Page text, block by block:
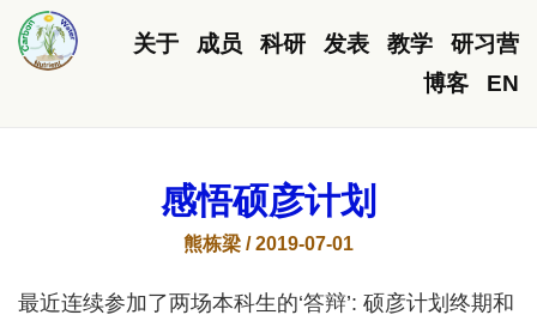
关于 成员 科研 发表 教学
研习营
博客
EN
感悟硕彦计划
熊栋梁 / 2019-07-01
最近连续参加了两场本科生的‘答辩’: 硕彦计划终期和